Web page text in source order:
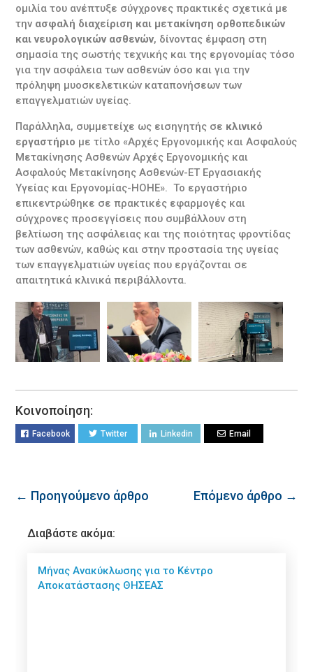
ομιλία του ανέπτυξε σύγχρονες πρακτικές σχετικά με
την ασφαλή διαχείριση και μετακίνηση ορθοπεδικών
και νευρολογικών ασθενών, δίνοντας έμφαση στη
σημασία της σωστής τεχνικής και της εργονομίας τόσο
για την ασφάλεια των ασθενών όσο και για την
πρόληψη μυοσκελετικών καταπονήσεων των
επαγγελματιών υγείας.
Παράλληλα, συμμετείχε ως εισηγητής σε κλινικό
εργαστήριο με τίτλο «Αρχές Εργονομικής και Ασφαλούς
Μετακίνησης Ασθενών Αρχές Εργονομικής και
Ασφαλούς Μετακίνησης Ασθενών-ΕΤ Εργασιακής
Υγείας και Εργονομίας-ΗΟΗΕ». Το εργαστήριο
επικεντρώθηκε σε πρακτικές εφαρμογές και
σύγχρονες προσεγγίσεις που συμβάλλουν στη
βελτίωση της ασφάλειας και της ποιότητας φροντίδας
των ασθενών, καθώς και στην προστασία της υγείας
των επαγγελματιών υγείας που εργάζονται σε
απαιτητικά κλινικά περιβάλλοντα.
Κοινοποίηση:
Facebook Twitter Linkedin Email
← Προηγούμενο άρθρο Επόμενο άρθρο →
Διαβάστε ακόμα:
Μήνας Ανακύκλωσης για το Κέντρο
Αποκατάστασης ΘΗΣΕΑΣ